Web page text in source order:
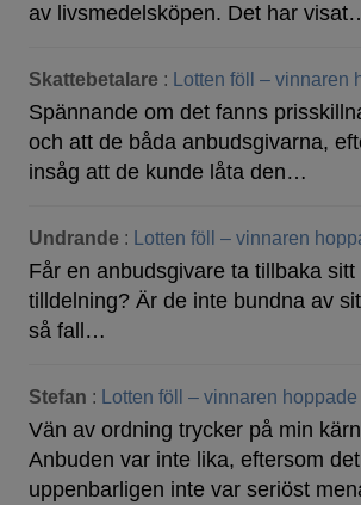
av livsmedelsköpen. Det har
Skattebetalare : Lotten föll – vinnaren
Spännande om det fanns
och att de båda anbudsgivarna,
insåg att de kunde låta den…
Undrande : Lotten föll – vinnaren
Får en anbudsgivare ta tillbaka
tilldelning? Är de inte bundna av
så fall…
Stefan : Lotten föll – vinnaren hoppade
Vän av ordning trycker på min
Anbuden var inte lika, eftersom
uppenbarligen inte var seriöst